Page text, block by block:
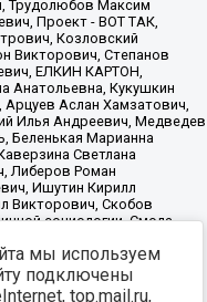
files/reestr-
данные на22.03.2024
мы используем
подключены
top.mail.ru,